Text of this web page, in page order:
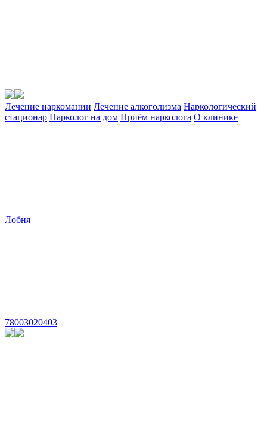
Лечение наркомании Лечение алкоголизма Наркологический
стационар Нарколог на дом Приём нарколога О клинике
Лобня
78003020403